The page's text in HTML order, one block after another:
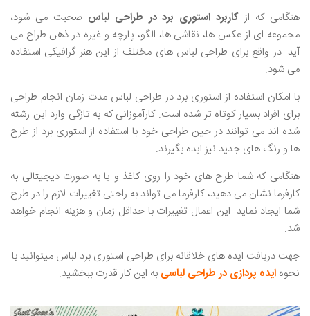
هنگامی که از کاربرد استوری برد در طراحی لباس صحبت می ‌شود،
مجموعه ‌ای از عکس‌ ها، نقاشی ‌ها، الگو، پارچه و غیره در ذهن طراح می
‌آید. در واقع برای طراحی لباس‌ های مختلف از این هنر گرافیکی استفاده
می ‌شود.
با امکان استفاده از استوری برد در طراحی لباس مدت زمان انجام طراحی
برای افراد بسیار کوتاه ‌تر شده است. کارآموزانی که به تازگی وارد این رشته
شده ‌اند می ‌توانند در حین طراحی خود با استفاده از استوری برد از طرح
‌ها و رنگ‌ های جدید نیز ایده بگیرند.
هنگامی که شما طرح های خود را روی کاغذ و یا به صورت دیجیتالی به
کارفرما نشان می ‌دهید، کارفرما می‌ تواند به راحتی تغییرات لازم را در طرح
شما ایجاد نماید. این اعمال تغییرات با حداقل زمان و هزینه انجام خواهد
شد.
جهت دریافت ایده های خلاقانه برای طراحی استوری برد لباس میتوانید با
نحوه ایده پردازی در طراحی لباسی به این کار قدرت ببخشید.